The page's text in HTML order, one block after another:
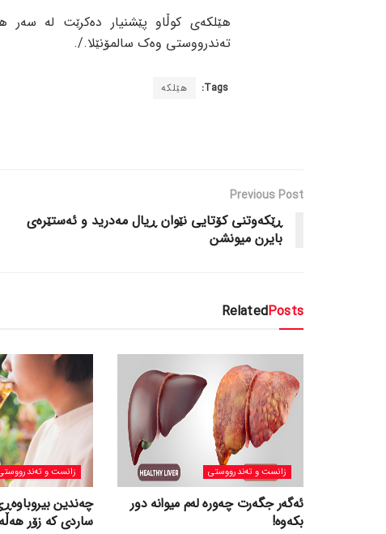
هێلکەی کوڵاو پێشنیار دەکرێت لە
تەندرووستی وەک سالمۆنێلا./.
Tags: هێلکە
Previous Post
ڕێکەوتنی کۆتایی نێوان ڕیال مەدرید و ئەستێرەی
بایرن میونشن
RelatedPosts
زانست و تەندرووستی
ئەگەر جگەرت چەورە لەم میوانە دور
بکەوە!
زانست و
چەندین
ساردی کە زۆر